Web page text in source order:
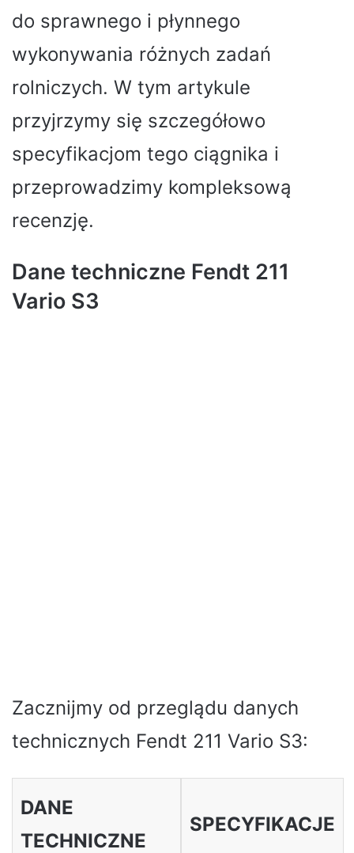
do sprawnego i płynnego
wykonywania różnych zadań
rolniczych. W tym artykule
przyjrzymy się szczegółowo
specyfikacjom tego ciągnika i
przeprowadzimy kompleksową
recenzję.
Dane techniczne Fendt 211
Vario S3
Zacznijmy od przeglądu danych
technicznych Fendt 211 Vario S3:
DANE
TECHNICZNE
SPECYFIKACJE